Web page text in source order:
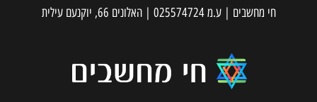
חי מחשבים | ע.מ 025574724 | האלונים 66, יוקנעם עילית